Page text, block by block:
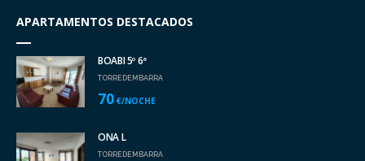
APARTAMENTOS DESTACADOS
BOABI 5º 6ª
TORREDEMBARRA
70 €/NOCHE
ONA L
TORREDEMBARRA